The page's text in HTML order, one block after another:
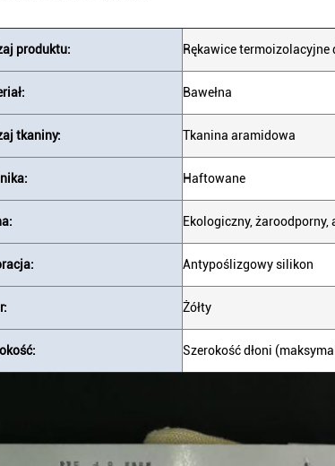
produktu: Rękawice
Bawełna
tkaniny: Tkanina aramidowa
Haftowane
Ekologiczny,
Antypoślizgowy silikon
Żółty
Szerokość dłoni